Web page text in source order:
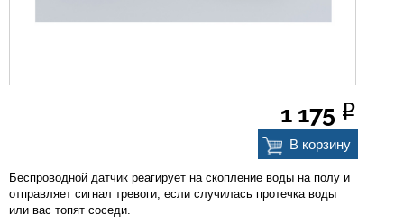
Услуги
1 175 Р
В корзину
Беспроводной датчик реагирует на скопление воды на полу и
отправляет сигнал тревоги, если случилась протечка воды
или вас топят соседи.